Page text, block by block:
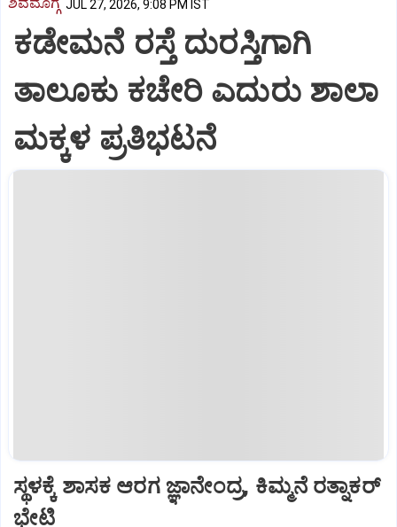
JUL 27, 2026, 9:08 PM IST
ಕಡೇಮನೆ ರಸ್ತೆ ದುರಸ್ತಿಗಾಗಿ
ತಾಲೂಕು ಕಚೇರಿ ಎದುರು ಶಾಲಾ
ಮಕ್ಕಳ ಪ್ರತಿಭಟನೆ
ಸ್ಥಳಕ್ಕೆ ಶಾಸಕ ಆರಗ ಜ್ಞಾನೇಂದ್ರ, ಕಿಮ್ಮನೆ ರತ್ನಾಕರ್
ಭೇಟಿ